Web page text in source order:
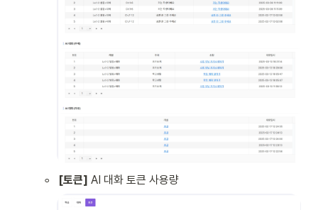
◦ [토큰] AI 대화 토큰 사용량